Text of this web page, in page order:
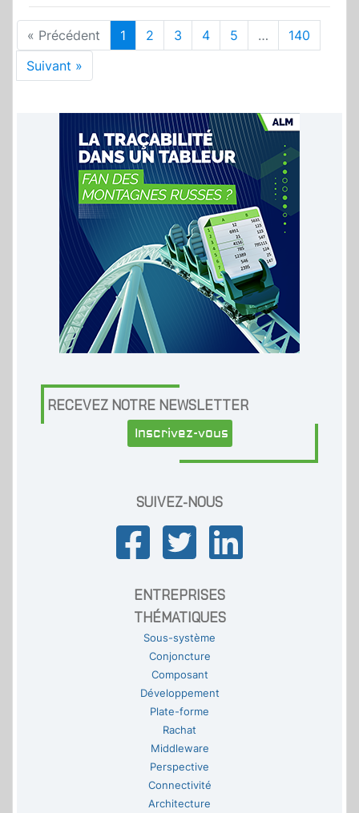
« Précédent 1 2 3 4 5 …
140
Suivant »
RECEVEZ NOTRE NEWSLETTER
Inscrivez-vous
SUIVEZ-NOUS
ENTREPRISES
THÉMATIQUES
Sous-système
Conjoncture
Composant
Développement
Plate-forme
Rachat
Middleware
Perspective
Connectivité
Architecture